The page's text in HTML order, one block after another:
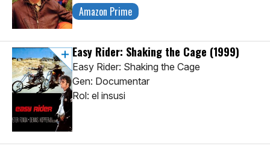
Amazon Prime
Easy Rider: Shaking the Cage (1999)
Easy Rider: Shaking the Cage
Gen: Documentar
Rol: el insusi